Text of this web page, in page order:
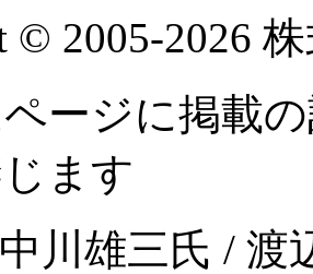
© 2005-2026
ージに掲載
ます
川雄三氏 /